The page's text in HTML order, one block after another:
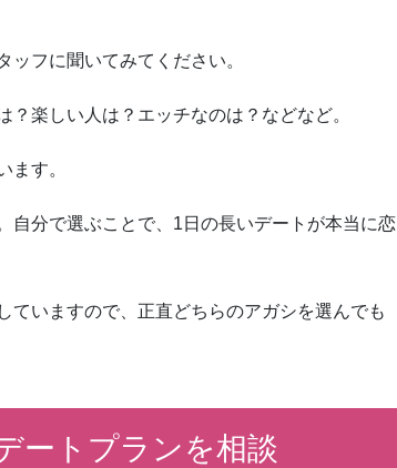
ッフに聞いてみてください。
楽しい人は？エッチなのは？などなど。
ます。
自分で選ぶことで、1日の長いデートが本当に恋
ていますので、正直どちらのアガシを選んでも
ートプランを相談